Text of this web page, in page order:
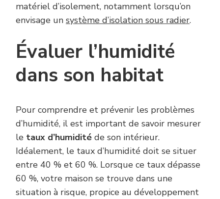
matériel d’isolement, notamment lorsqu’on
envisage un système d’isolation sous radier.
Évaluer l’humidité
dans son habitat
Pour comprendre et prévenir les problèmes
d’humidité, il est important de savoir mesurer
le taux d’humidité de son intérieur.
Idéalement, le taux d’humidité doit se situer
entre 40 % et 60 %. Lorsque ce taux dépasse
60 %, votre maison se trouve dans une
situation à risque, propice au développement